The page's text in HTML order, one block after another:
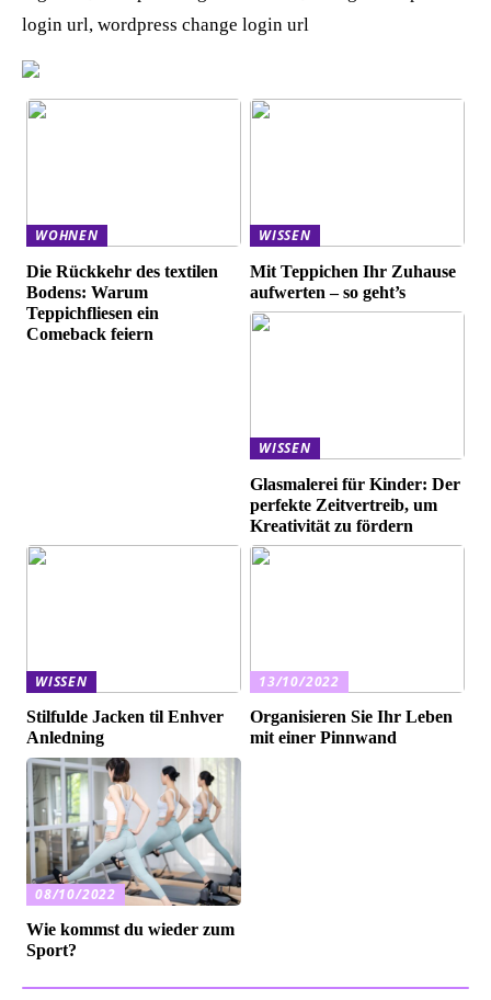
login url, wordpress change login url
WOHNEN
Die Rückkehr des textilen
Bodens: Warum
Teppichfliesen ein
Comeback feiern
WISSEN
Mit Teppichen Ihr Zuhause
aufwerten – so geht’s
WISSEN
Glasmalerei für Kinder: Der
perfekte Zeitvertreib, um
Kreativität zu fördern
WISSEN
Stilfulde Jacken til Enhver
Anledning
13/10/2022
Organisieren Sie Ihr Leben
mit einer Pinnwand
08/10/2022
Wie kommst du wieder zum
Sport?